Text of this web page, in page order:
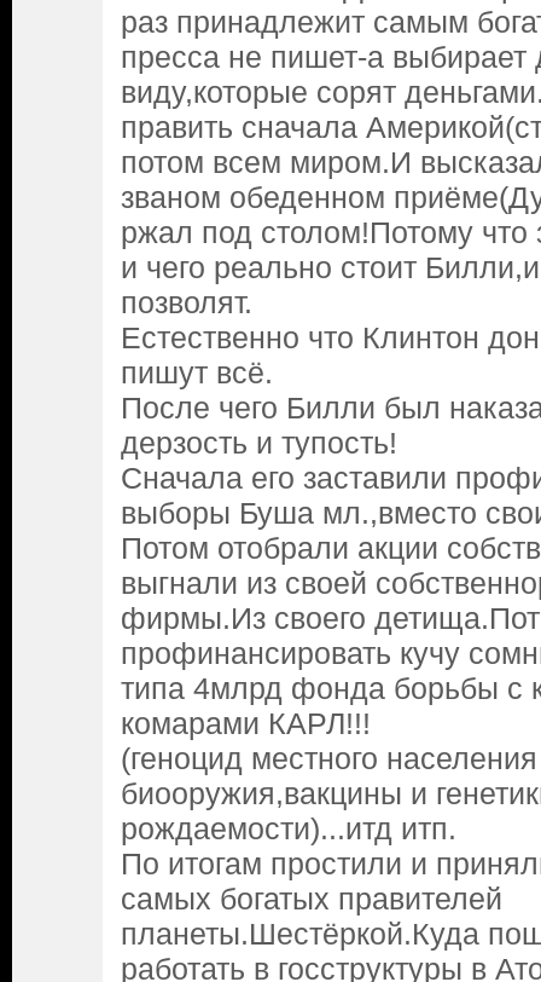
раз принадлежит самым
пресса не пишет-а выбирает
виду,которые сорят
править сначала
потом всем миром.И
званом обеденном
ржал под столом!Потому что
и чего реально стоит
позволят.
Естественно что Клинтон
пишут всё.
После чего Билли был
дерзость и тупость!
Сначала его заставили
выборы Буша мл.,вместо
Потом отобрали акции
выгнали из своей
фирмы.Из своего
профинансировать кучу
типа 4млрд фонда борьбы с
комарами КАРЛ!!!
(геноцид местного
биооружия,вакцины и
рождаемости)...итд итп.
По итогам простили и
самых богатых правителей
планеты.Шестёркой.Куда
работать в госструктуры в